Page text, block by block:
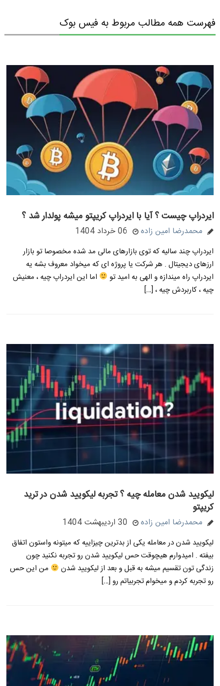
فهرست همه مطالب مربوط به فیس بوک
ایردراپ چیست ؟ آیا با ایردراپ کریپتو میشه پولدار شد ؟
محمدرضا امین زاده 06 خرداد 1404
ایردراپ چند سالیه که توی بازارهای مالی مد شده مخصوصا تو بازار
ارزهای دیجیتال . هر شرکت یا پروژه ای که میخواد معروف بشه یه
ایردراپ راه میندازه و الهی به امید تو
اما این ایردراپ چیه ، معنیش
چیه ، کاربردش چیه ، […]
لیکویید شدن معامله چیه ؟ تجربه لیکویید شدن در ترید
کریپتو
محمدرضا امین زاده 30 اردیبهشت 1404
لیکویید شدن در معامله یکی از بدترین چیزاییه که میتونه واستون اتفاق
بیفته . امیدوارم هیچوقت حس لیکویید شدن رو تجربه نکنید چون
زندگی تون تقسیم میشه به قبل و بعد از لیکویید شدن
من این حس
رو تجربه کردم و میخوام تجربیاتم رو […]